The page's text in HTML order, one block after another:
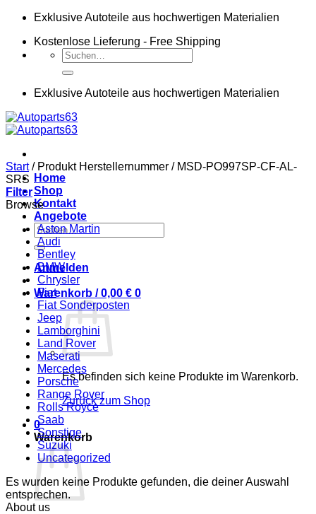
Zum
springen
Exklusive Autoteile aus hochwertigen Materialien
Kostenlose Lieferung - Free Shipping
Suchen
nach:
Exklusive Autoteile aus hochwertigen Materialien
Home
Shop
Kontakt
Angebote
Suchen
nach:
Anmelden
Warenkorb /0,00 € 0
Es befinden sich keine Produkte im Warenkorb.
Zurück zum Shop
0
Warenkorb
Start /Produkt Herstellernummer /MSD-PO997SP-CF-AL-
SRS
Filter
Browse
Aston Martin
Audi
Bentley
BMW
Chrysler
Fiat
Fiat Sonderposten
Jeep
Lamborghini
Land Rover
Maserati
Mercedes
Porsche
Range Rover
Rolls Royce
Saab
Sonstige
Suzuki
Uncategorized
Es wurden keine Produkte gefunden, die deiner Auswahl
entsprechen.
About us